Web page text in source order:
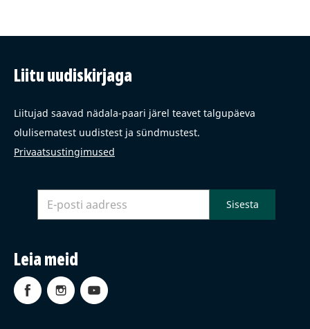
Liitu uudiskirjaga
Liitujad saavad nädala-paari järel teavet talgupäeva
olulisematest uudistest ja sündmustest.
Privaatsustingimused
Leia meid